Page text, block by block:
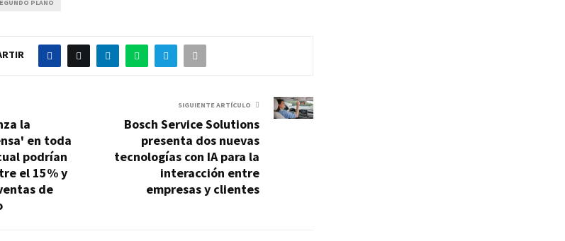
PLANO
la
en toda
podrían
el 15% y
de
SIGUIENTE ARTÍCULO
Bosch Service Solutions
presenta dos nuevas
tecnologías con IA para la
interacción entre
empresas y clientes